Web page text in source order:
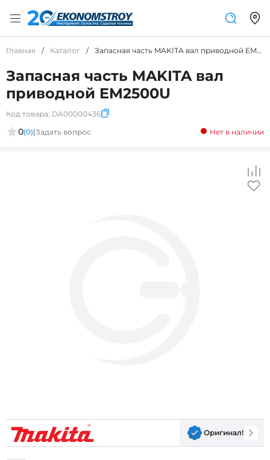
Главная / Каталог / Запасная часть MAKITA вал приводной EM2500U
Запасная часть MAKITA вал
приводной EM2500U
Код товара: DA00000436
0(0)|Задать вопрос Нет в наличии
Оригинал!